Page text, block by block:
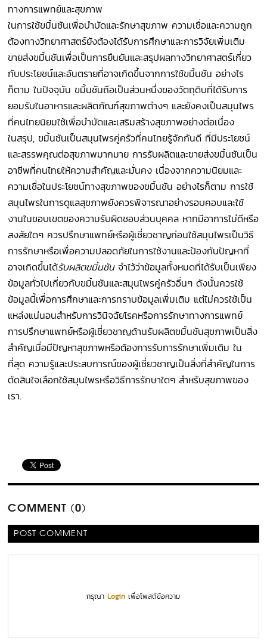
ทางการแพทย์และสุขภาพ
ในการใช้ขมิ้นชันเพื่อบำบัดและรักษาสุขภาพ ความเชื่อและความถูก
ต้องทางวิทยาศาสตร์ยังต้องได้รับการศึกษาและการวิจัยเพิ่มเติม
ขายส่งขมิ้นชันเพื่อเป็นการยืนยันและสรุปผลทางวิทยาศาสตร์เกี่ยว
กับประโยชน์และอันตรายที่อาจเกิดขึ้นจากการใช้ขมิ้นชัน อย่างไร
ก็ตาม ในปัจจุบัน ขมิ้นชันถือเป็นส่วนหนึ่งของวัตถุดิบที่ได้รับการ
ยอมรับในอาหารและผลิตภัณฑ์สุขภาพต่างๆ และยังคงเป็นสมุนไพร
ที่คนไทยนิยมใช้เพื่อบำบัดและเสริมสร้างสุขภาพอย่างต่อเนื่อง
ในสรุป, ขมิ้นชันเป็นสมุนไพรคู่ครัวที่คนไทยรู้จักกันดี ที่มีประโยชน์
และสรรพคุณต่อสุขภาพมากมาย การรับผลิตและขายส่งขมิ้นชันเป็น
อาชีพที่คนไทยให้ความสำคัญและมั่นคง เนื่องจากความนิยมและ
ความเชื่อในประโยชน์ทางสุขภาพของขมิ้นชัน อย่างไรก็ตาม การใช้
สมุนไพรในการดูแลสุขภาพยังควรพิจารณาอย่างรอบคอบและใช้
งานในขอบเขตของความรับผิดชอบส่วนบุคคล หากมีอาการไม่ดีหรือ
สงสัยใดๆ ควรปรึกษาแพทย์หรือผู้เชี่ยวชาญก่อนใช้สมุนไพรเป็นวิธี
การรักษาหรือเพื่อความปลอดภัยในการใช้งานและป้องกันปัญหาที่
อาจเกิดขึ้นได้รับผลิตขมิ้นชันจำไว้ว่าข้อมูลทั้งหมดที่ได้รับเป็นเพียง
ข้อมูลทั่วไปเกี่ยวกับขมิ้นชันและสมุนไพรคู่ครัวอื่นๆ ดังนั้นควรใช้
ข้อมูลนี้เพื่อการศึกษาและการทราบข้อมูลเพิ่มเติม แต่ไม่ควรใช้เป็น
แหล่งแน่นอนสำหรับการวินิจฉัยโรคหรือการรักษาทางการแพทย์
การปรึกษาแพทย์หรือผู้เชี่ยวชาญด้านรับผลิตขมิ้นชันสุขภาพเป็นสิ่ง
สำคัญเมื่อมีปัญหาสุขภาพหรือต้องการรับการรักษาเพิ่มเติม ใน
ที่สุด ความรู้และประสบการณ์ของผู้เชี่ยวชาญเป็นสิ่งที่สำคัญในการ
ตัดสินใจเลือกใช้สมุนไพรหรือวิธีการรักษาใดๆ สำหรับสุขภาพของ
เรา.
COMMENT (0)
POST COMMENT
กรุณาLogin เพื่อโพสต์ข้อความ